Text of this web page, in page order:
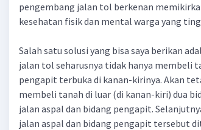
pengembang jalan tol berkenan
kesehatan fisik dan mental warga yang
Salah satu solusi yang bisa saya berikan
jalan tol seharusnya tidak hanya membeli
pengapit terbuka di kanan-kirinya. Akan
membeli tanah di luar (di kanan-kiri) dua
jalan aspal dan bidang pengapit.
jalan aspal dan bidang pengapit tersebut